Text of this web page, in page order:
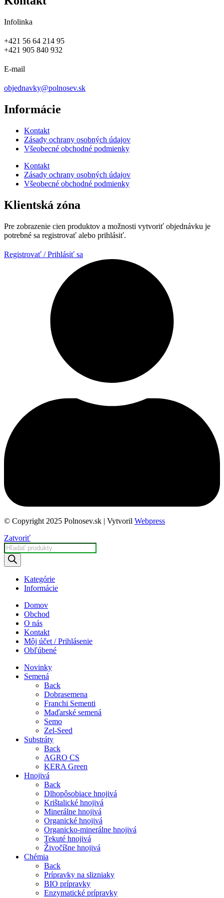
Infolinka
+421 56 64 214 95
+421 905 840 932
E-mail
objednavky@polnosev.sk
Informácie
Kontakt
Zásady ochrany osobných údajov
Všeobecné obchodné podmienky
Kontakt
Zásady ochrany osobných údajov
Všeobecné obchodné podmienky
Klientská zóna
Pre zobrazenie cien produktov a možnosti vytvoriť objednávku je
potrebné sa registrovať alebo prihlásiť.
Registrovať / Prihlásiť sa
© Copyright 2025 Polnosev.sk | Vytvoril Webpress
Zatvoriť
Products
search
Kategórie
Informácie
Domov
Obchod
O nás
Kontakt
Môj účet / Prihlásenie
Obľúbené
Novinky
Semená
Back
Dobrasemena
Franchi Sementi
Maďarské semená
Semo
Zel-Seed
Substráty
Back
AGRO CS
KERA Green
Hnojivá
Back
Dlhopôsobiace hnojivá
Krištalické hnojivá
Minerálne hnojivá
Organické hnojivá
Organicko-minerálne hnojivá
Tekuté hnojivá
Živočíšne hnojivá
Chémia
Back
Prípravky na slizniaky
BIO prípravky
Enzymatické prípravky